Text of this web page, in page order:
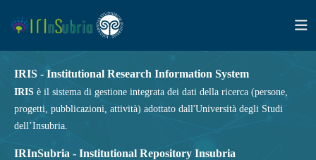
IRIS - Institutional Research Information System
IRIS è il sistema di gestione integrata dei dati della ricerca (persone,
progetti, pubblicazioni, attività) adottato dall'Università degli Studi
dell’Insubria.
IRInSubria - Institutional Repository Insubria